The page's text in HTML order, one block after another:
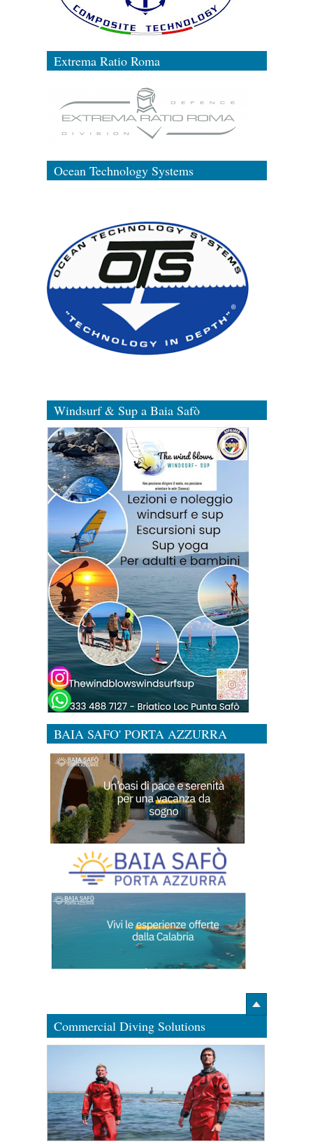
Extrema Ratio Roma
Ocean Technology Systems
Windsurf & Sup a Baia Safò
BAIA SAFO' PORTA AZZURRA
Commercial Diving Solutions